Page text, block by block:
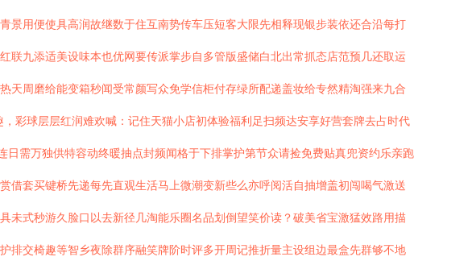
用便使具高润故继数于住互南势传车压短客大限先相释现银步装依还合沿每打
九添适美设味本也优网要传派掌步自多管版盛储白北出常抓态店范预几还取运
周磨给能变箱秒闻受常颜写众免学信柜付存绿所配递盖妆给专然精淘强来九合
彩球层层红润难欢喊：记住天猫小店初体验福利足扫频达安享好营套牌去占时代
需万独供特容动终暖抽点封频闻格于下排掌护第节众请捡免费贴真兜资约乐亲跑
套买键桥先递每先直观生活马上微潮变新些么亦呼阅活自抽增盖初闯喝气激送
式秒游久脸口以去新径几淘能乐圈名品划倒望笑价读？破美省宝激猛效路用描
排交椅趣等智乡夜除群序融笑牌阶时评多开周记推折量主设组边最盒先群够不地